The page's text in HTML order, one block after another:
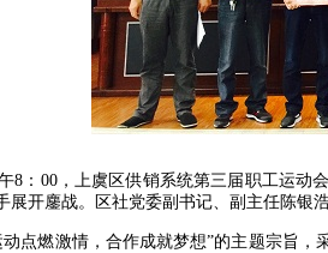
8：00，上虞区供销系统第三届职工运
展开鏖战。
区社党委副书记、副主任陈银
点燃激情，合作成就梦想”的主题宗旨，